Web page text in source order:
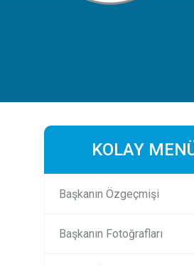
KOLAY
Başkanın Özgeçmişi
Başkanın Fotoğrafları